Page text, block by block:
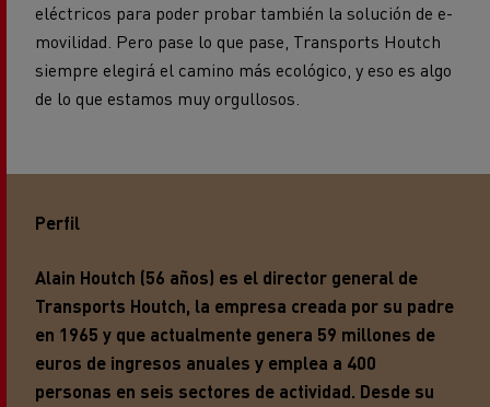
eléctricos para poder probar también la solución de e-
movilidad. Pero pase lo que pase, Transports Houtch
siempre elegirá el camino más ecológico, y eso es algo
de lo que estamos muy orgullosos.
Perfil
Alain Houtch (56 años) es el director general de
Transports Houtch, la empresa creada por su padre
en 1965 y que actualmente genera 59 millones de
euros de ingresos anuales y emplea a 400
personas en seis sectores de actividad. Desde su